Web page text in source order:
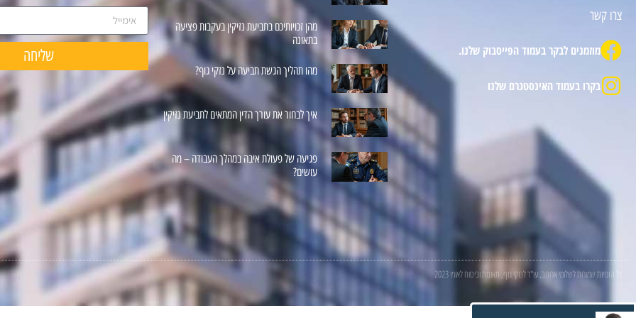
צרו קשר
מוזמנים לבקר בעמוד הפייסבוק שלנו.
בקרו בעמוד האינסטגרם שלנו
מהן זכויותיכם בתביעת נזיקין בעקבות פציעה
בתאונה
מהו תהליך הגשת תביעה על נזקי גוף?
איך לבחור את עורך הדין המתאים לתביעת נזיקין
פגיעה של פעולת איבה במהלך העבודה – מה
עושים?
שליחה
כל הזכויות שמורות לשלומי ארונוב, עו"ד לנזקי גוף, תאונות וביטוח לאומי 2023